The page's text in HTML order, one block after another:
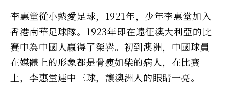
李惠堂從小熱愛足球，1921年，少年李惠堂加入
香港南華足球隊。1923年即在遠征澳大利亞的比
賽中為中國人贏得了榮譽。初到澳洲，中國球員
在媒體上的形象都是骨瘦如柴的病人，在比賽
上，李惠堂連中三球，讓澳洲人的眼睛一亮。